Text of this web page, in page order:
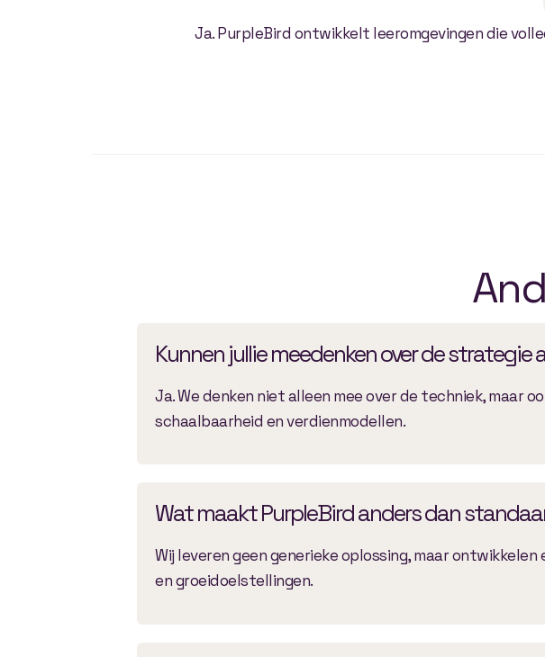
Ja. PurpleBird ontwikkelt leeromgevingen die
Kunnen jullie meedenken over de
Ja. We denken niet alleen mee over de techniek, maar
schaalbaarheid en verdienmodellen.
Wat maakt PurpleBird anders dan
Wij leveren geen generieke oplossing, maar
en groeidoelstellingen.